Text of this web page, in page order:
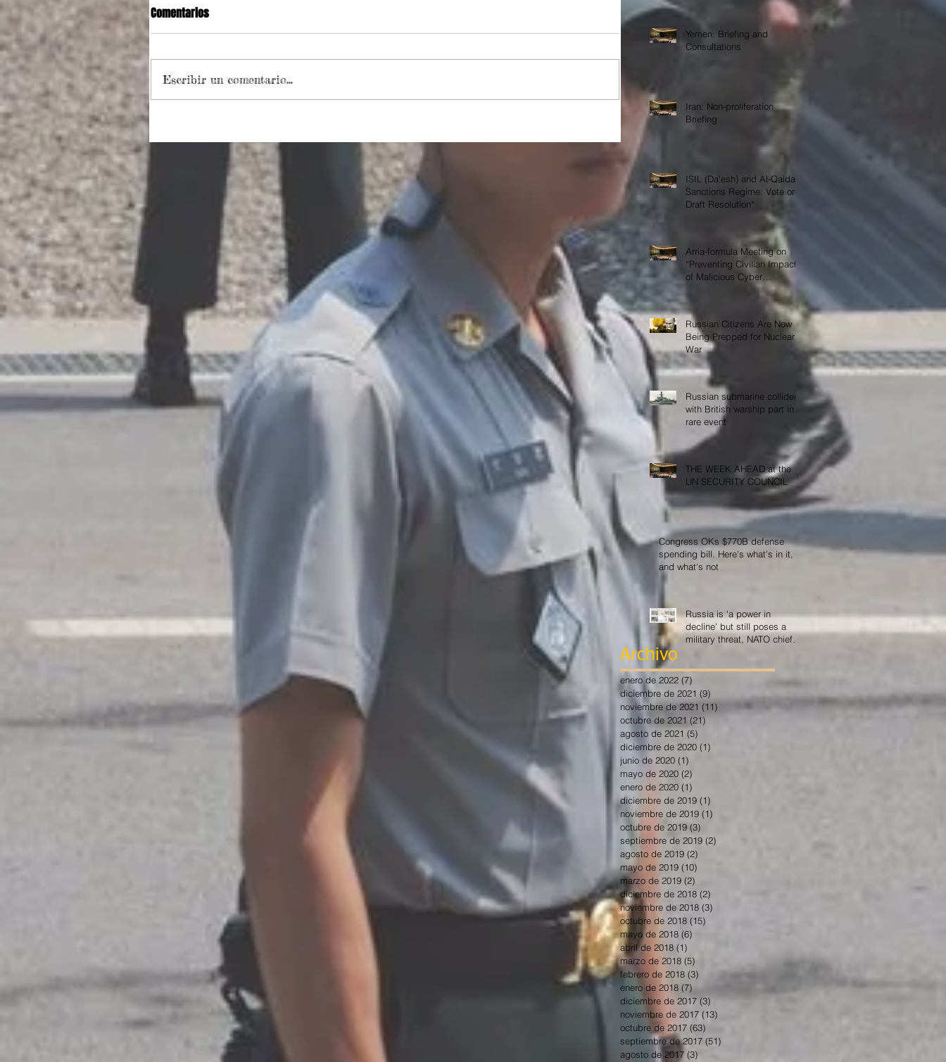
Comentarios
Escribir un comentario...
Yemen: Briefing and
Consultations
Iran: Non-proliferation
Briefing
ISIL (Da’esh) and Al-Qaida
Sanctions Regime: Vote on
Draft Resolution*
Arria-formula Meeting on
“Preventing Civilian Impact
of Malicious Cyber
Russian Citizens Are Now
Being Prepped for Nuclear
War
Russian submarine collided
with British warship part in
rare event
THE WEEK AHEAD at the
UN SECURITY COUNCIL
Congress OKs $770B defense
spending bill. Here's what's in it,
and what's not
Russia is ‘a power in
decline’ but still poses a
military threat, NATO chief
Archivo
enero de 2022 (7)
diciembre de 2021 (9)
noviembre de 2021 (11) 11 entradas
octubre de 2021 (21)
agosto de 2021 (5)
diciembre de 2020 (1)
junio de 2020 (1)
mayo de 2020 (2)
enero de 2020 (1)
diciembre de 2019 (1)
noviembre de 2019 (1)
octubre de 2019 (3)
septiembre de 2019 (2)
agosto de 2019 (2)
mayo de 2019 (10)
marzo de 2019 (2)
diciembre de 2018 (2)
noviembre de 2018 (3)
octubre de 2018 (15)
mayo de 2018 (6)
abril de 2018 (1)
marzo de 2018 (5)
febrero de 2018 (3) 3 entradas
enero de 2018 (7) 7 entradas
diciembre de 2017 (3)
noviembre de 2017 (13)
octubre de 2017 (63)
septiembre de 2017 (51)
agosto de 2017 (3)